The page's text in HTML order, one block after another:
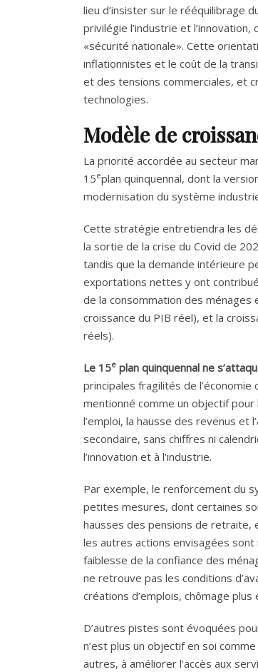
lieu d’insister sur le rééquilibrage
privilégie l’industrie et
«sécurité nationale». Cette
inflationnistes et le coût de la
et des tensions commerciales, et
technologies.
Modèle de
La priorité accordée au secteur
15eplan quinquennal, dont la
modernisation du système
Cette stratégie entretiendra les
la sortie de la crise du Covid de
tandis que la demande intérieure
exportations nettes y ont
de la consommation des ménages
croissance du PIB réel), et la
réels).
Le 15e plan quinquennal ne
principales fragilités de
mentionné comme un objectif
l’emploi, la hausse des revenus
secondaire, sans chiffres ni
l’innovation et à l’industrie.
Par exemple, le renforcement du
petites mesures, dont certaines
hausses des pensions de retraite,
les autres actions envisagées sont
faiblesse de la confiance des
ne retrouve pas les conditions
créations d’emplois, chômage
D’autres pistes sont évoquées
n’est plus un objectif en soi
autres, à améliorer l’accès aux